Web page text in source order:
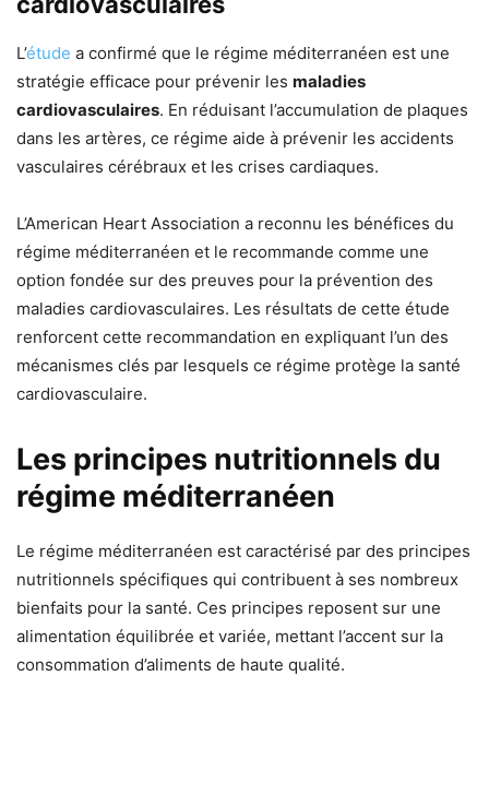
L’étude a confirmé que le régime méditerranéen est une
stratégie efficace pour prévenir les maladies
cardiovasculaires. En réduisant l’accumulation de plaques
dans les artères, ce régime aide à prévenir les accidents
vasculaires cérébraux et les crises cardiaques.
L’American Heart Association a reconnu les bénéfices du
régime méditerranéen et le recommande comme une
option fondée sur des preuves pour la prévention des
maladies cardiovasculaires. Les résultats de cette étude
renforcent cette recommandation en expliquant l’un des
mécanismes clés par lesquels ce régime protège la santé
cardiovasculaire.
Les principes nutritionnels du
régime méditerranéen
Le régime méditerranéen est caractérisé par des principes
nutritionnels spécifiques qui contribuent à ses nombreux
bienfaits pour la santé. Ces principes reposent sur une
alimentation équilibrée et variée, mettant l’accent sur la
consommation d’aliments de haute qualité.